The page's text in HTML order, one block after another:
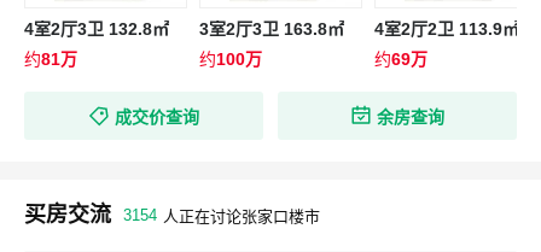
4室2厅3卫 132.8㎡
约81万
3室2厅3卫 163.8㎡
约100万
4室2厅2卫 113.9㎡
约69万
成交价查询 余房查询
买房交流 3154 人正在讨论张家口楼市